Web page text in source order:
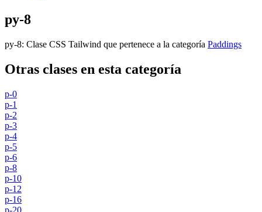
py-8
py-8: Clase CSS Tailwind que pertenece a la categoría Paddings
Otras clases en esta categoría
p-0
p-1
p-2
p-3
p-4
p-5
p-6
p-8
p-10
p-12
p-16
p-20